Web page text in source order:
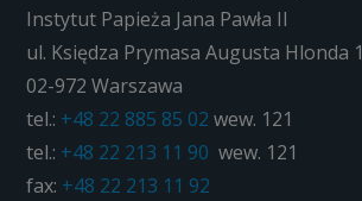
Instytut Papieża Jana Pawła II
ul. Księdza Prymasa Augusta Hlonda 1
02-972 Warszawa
tel.: +48 22 885 85 02 wew. 121
tel.: +48 22 213 11 90 wew. 121
fax: +48 22 213 11 92